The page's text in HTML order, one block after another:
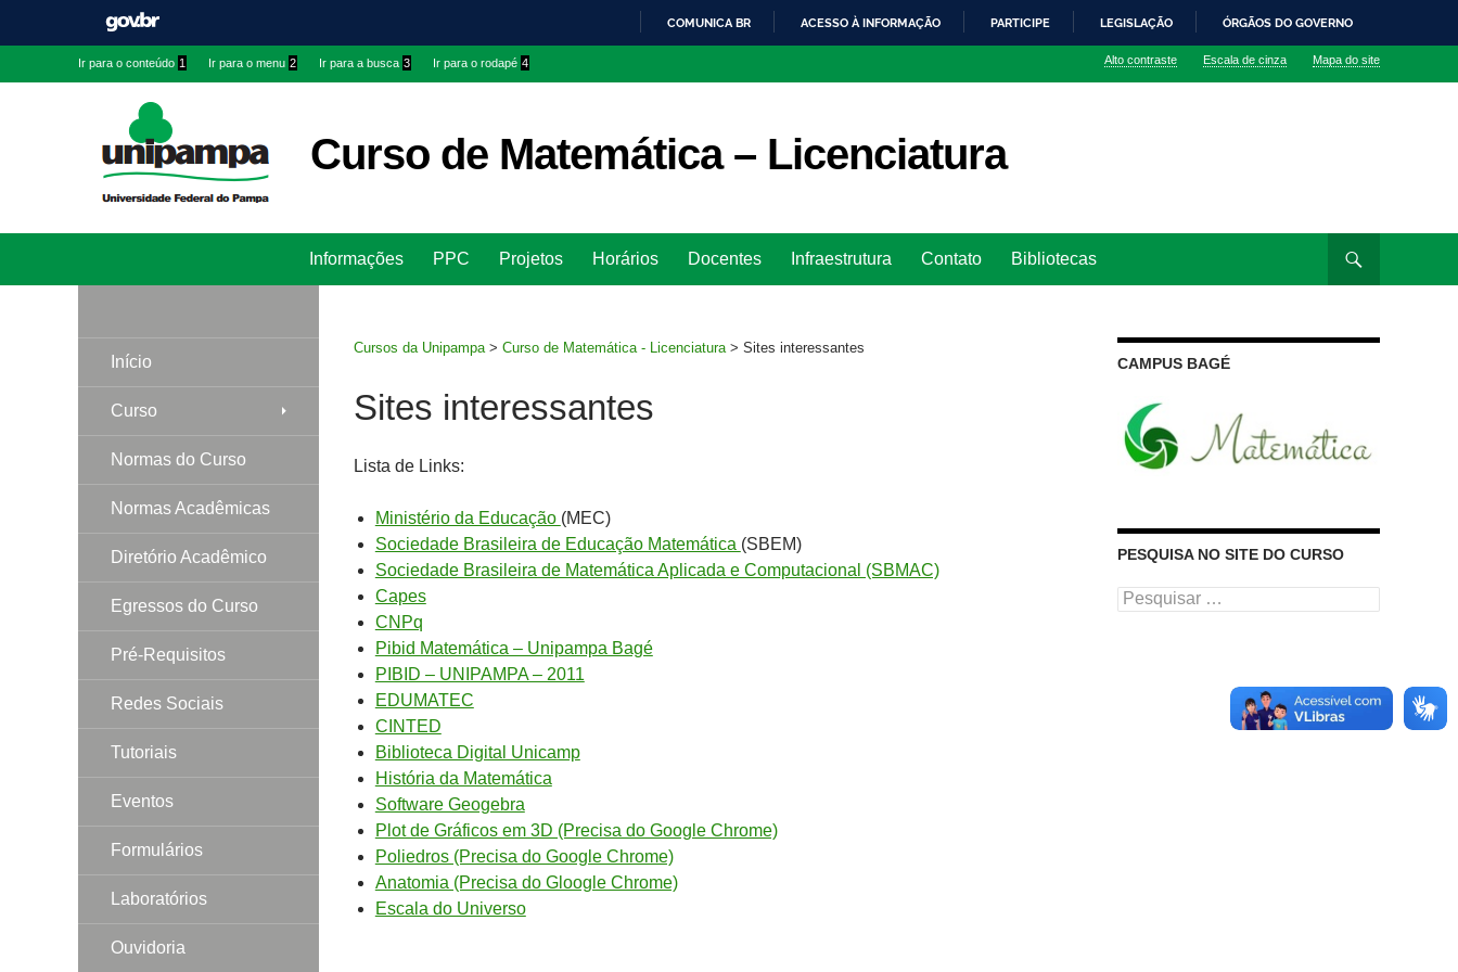
O
COMUNICA BR ACESSO À INFORMAÇÃO PARTICIPE LEGISLAÇÃO ÓRGÃOS DO GOVERNO
para
para
para
Ir para o conteúdo 1 Ir para o menu 2 Ir para a busca 3 Ir para o rodapé 4 Alto contraste Escala de cinza Mapa do site
Curso de Matemática – Licenciatura
para
Informações PPC Projetos Horários Docentes Infraestrutura Contato Bibliotecas
Cursos da Unipampa > Curso de Matemática - Licenciatura > Sites interessantes
Sites interessantes
Lista de Links:
Ministério da Educação (MEC)
Sociedade Brasileira de Educação Matemática (SBEM)
Sociedade Brasileira de Matemática Aplicada e Computacional (SBMAC)
Capes
CNPq
Pibid Matemática – Unipampa Bagé
PIBID – UNIPAMPA – 2011
EDUMATEC
CINTED
Biblioteca Digital Unicamp
História da Matemática
Software Geogebra
Plot de Gráficos em 3D (Precisa do Google Chrome)
Poliedros (Precisa do Google Chrome)
Anatomia (Precisa do Gloogle Chrome)
Escala do Universo
CAMPUS BAGÉ
PESQUISA NO SITE DO CURSO
Pesquisar
por:
Início
Curso
Normas do Curso
Normas Acadêmicas
Diretório Acadêmico
Egressos do Curso
Pré-Requisitos
Redes Sociais
Tutoriais
Eventos
Formulários
Laboratórios
Ouvidoria